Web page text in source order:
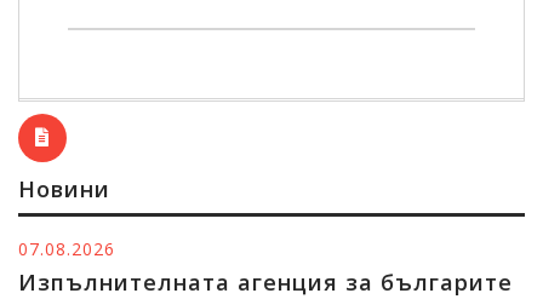
Новини
агенция за българите